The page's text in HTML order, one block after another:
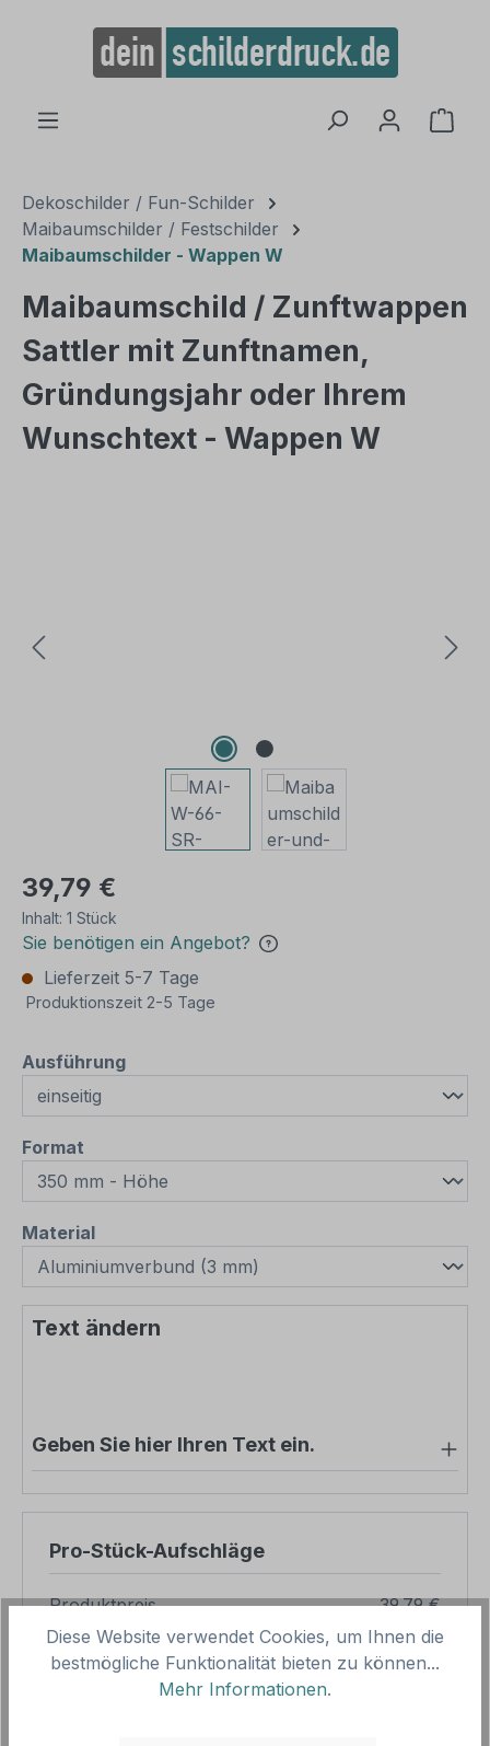
springen
Dekoschilder / Fun-Schilder
Maibaumschilder / Festschilder
Maibaumschilder - Wappen W
Maibaumschild / Zunftwappen
Sattler mit Zunftnamen,
Gründungsjahr oder Ihrem
Wunschtext - Wappen W
39,79 €
Inhalt: 1 Stück
Sie benötigen ein Angebot?
Lieferzeit 5-7 Tage
Produktionszeit 2-5 Tage
Ausführungauswählen
Format
Materialauswählen
Text ändern
Geben Sie hier Ihren Text ein.
Pro-Stück-Aufschläge
Produktpreis
39,79 €
Zwischensumme
39,79 €
Zusammenfassung
Diese Website verwendet Cookies, um Ihnen die
bestmögliche Funktionalität bieten zu können...
Mehr Informationen.